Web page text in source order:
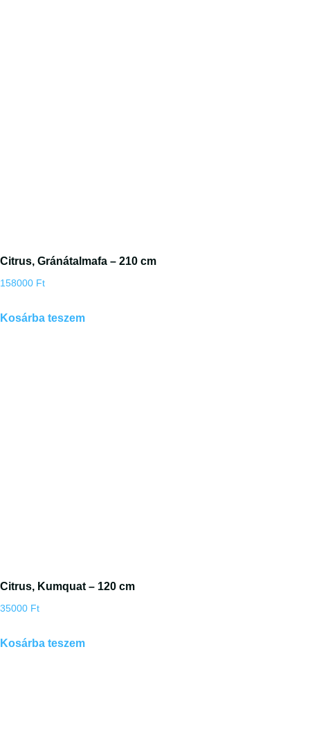
Citrus, Gránátalmafa – 210 cm
158000 Ft
Kosárba teszem
Citrus, Kumquat – 120 cm
35000 Ft
Kosárba teszem